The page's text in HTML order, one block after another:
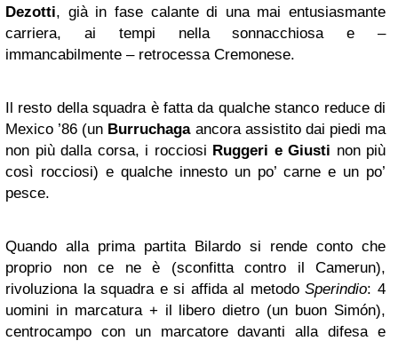
Dezotti, già in fase calante di una mai entusiasmante
carriera, ai tempi nella sonnacchiosa e –
immancabilmente – retrocessa Cremonese.
Il resto della squadra è fatta da qualche stanco reduce di
Mexico ’86 (un Burruchagaancora assistito dai piedi ma
non più dalla corsa, i rocciosi Ruggeri e Giusti non più
così rocciosi) e qualche innesto un po’ carne e un po’
pesce.
Quando alla prima partita Bilardo si rende conto che
proprio non ce ne è (sconfitta contro il Camerun),
rivoluziona la squadra e si affida al metodoSperindio: 4
uomini in marcatura + il libero dietro (un buon Simón),
centrocampo con un marcatore davanti alla difesa e